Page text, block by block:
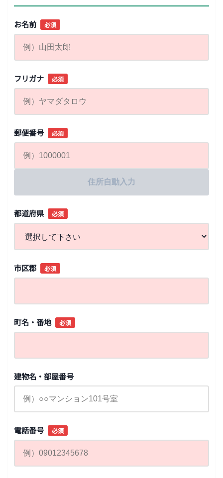
お名前 必須
フリガナ 必須
郵便番号 必須
住所自動入力
都道府県 必須
市区郡 必須
町名・番地 必須
建物名・部屋番号
電話番号 必須